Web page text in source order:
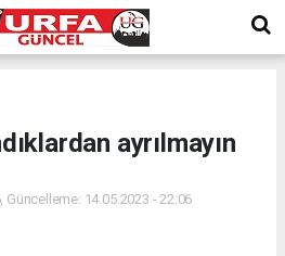
ayrılmayın
Güncelleme: 14.05.2023 - 22:06